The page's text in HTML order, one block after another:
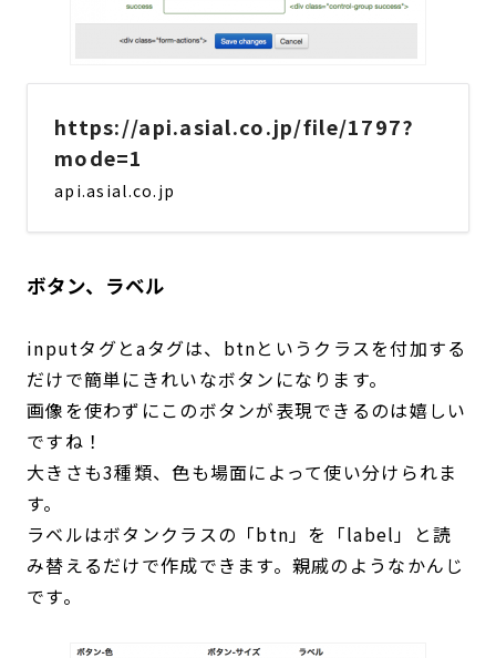
https://api.asial.co.jp/file/1797?
mode=1
api.asial.co.jp
ボタン、ラベル
inputタグとaタグは、btnというクラスを付加する
だけで簡単にきれいなボタンになります。
画像を使わずにこのボタンが表現できるのは嬉しい
ですね！
大きさも3種類、色も場面によって使い分けられま
す。
ラベルはボタンクラスの「btn」を「label」と読
み替えるだけで作成できます。親戚のようなかんじ
です。